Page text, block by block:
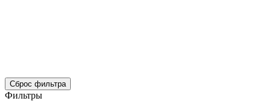
Сброс фильтра
Фильтры